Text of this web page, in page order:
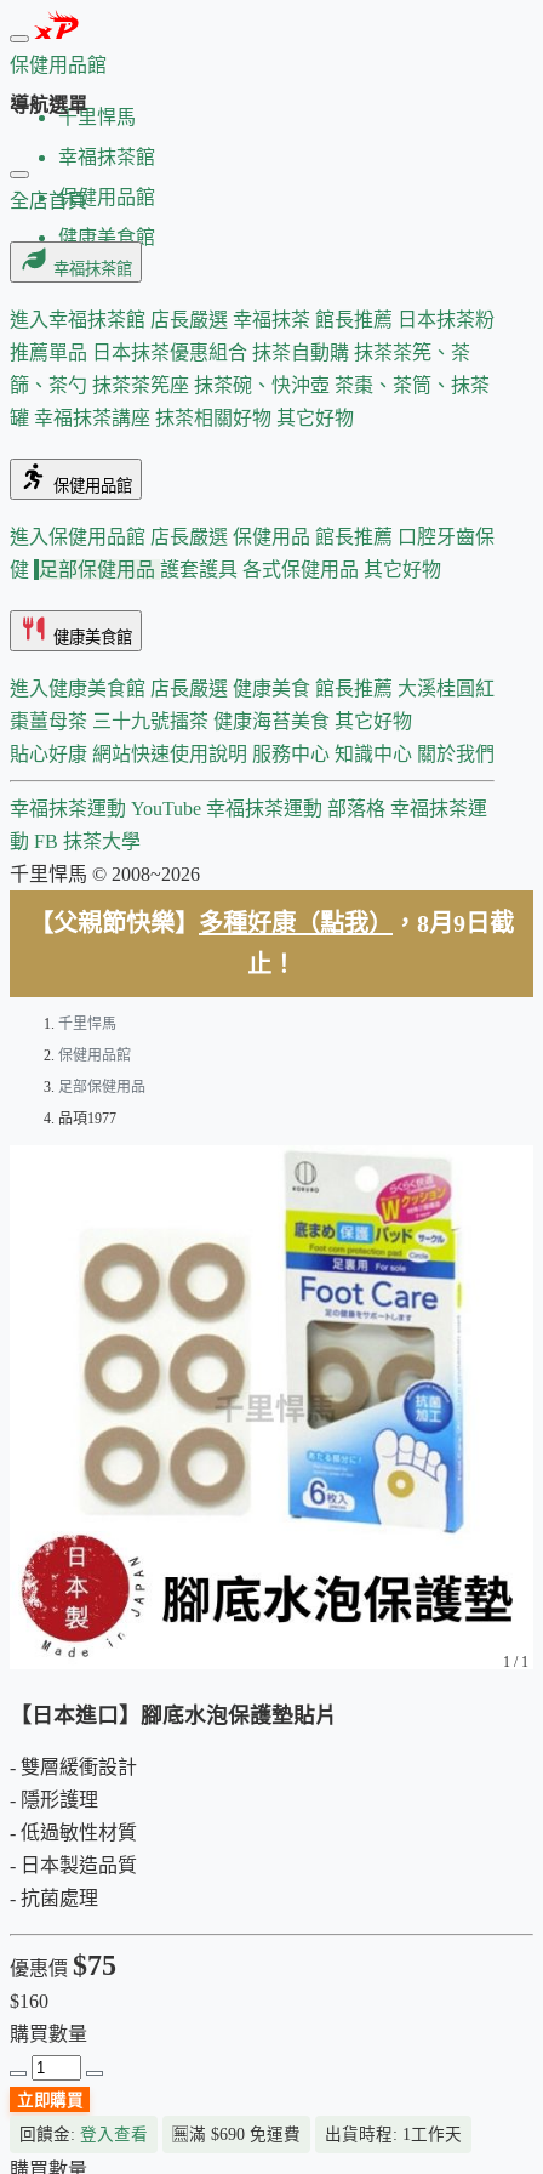
保健用品館
千里悍馬
幸福抹茶館
保健用品館
健康美食館
導航選單
全店首頁
幸福抹茶館
進入幸福抹茶館 店長嚴選 幸福抹茶 館長推薦 日本抹茶粉
推薦單品 日本抹茶優惠組合 抹茶自動購 抹茶茶筅、茶
篩、茶勺 抹茶茶筅座 抹茶碗、快沖壺 茶棗、茶筒、抹茶
罐 幸福抹茶講座 抹茶相關好物 其它好物
保健用品館
進入保健用品館 店長嚴選 保健用品 館長推薦 口腔牙齒保
健 足部保健用品 護套護具 各式保健用品 其它好物
健康美食館
進入健康美食館 店長嚴選 健康美食 館長推薦 大溪桂圓紅
棗薑母茶 三十九號擂茶 健康海苔美食 其它好物
貼心好康 網站快速使用說明 服務中心 知識中心 關於我們
幸福抹茶運動 YouTube 幸福抹茶運動 部落格 幸福抹茶運
動 FB 抹茶大學
千里悍馬 © 2008~2026
【父親節快樂】 多種好康（點我）
，8月9日截
止！
千里悍馬
保健用品館
足部保健用品
品項1977
1 / 1
【日本進口】腳底水泡保護墊貼片
- 雙層緩衝設計
- 隱形護理
- 低過敏性材質
- 日本製造品質
- 抗菌處理
優惠價 $75
$160
購買數量
立即購買
回饋金: 登入查看 🈚滿 $690 免運費 出貨時程: 1工作天
購買數量